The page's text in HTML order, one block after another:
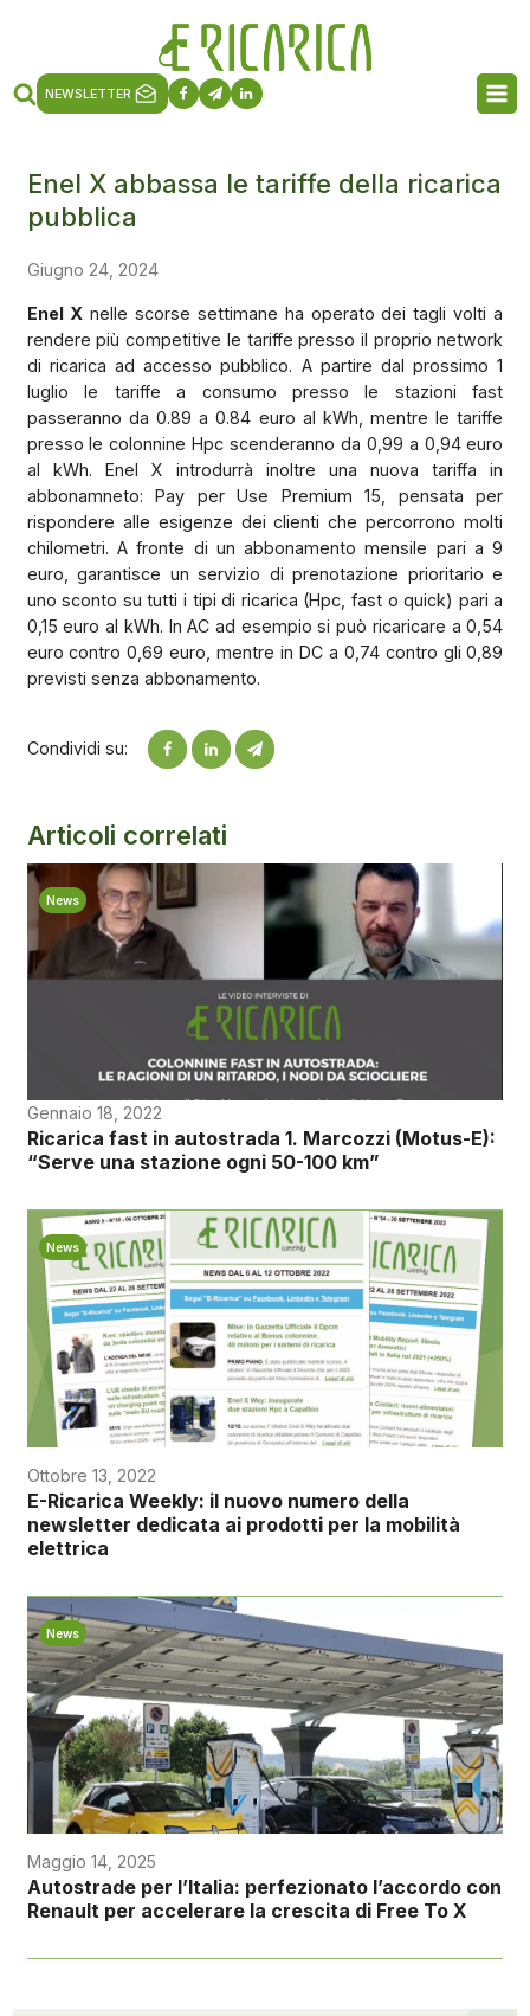
NEWSLETTER
Enel X abbassa le tariffe della ricarica
pubblica
Giugno 24, 2024
Enel Xnelle scorse settimane ha operato dei tagli volti a
rendere più competitive le tariffe presso il proprio network
di ricarica ad accesso pubblico. A partire dal prossimo 1
luglio le tariffe a consumo presso le stazioni fast
passeranno da 0.89 a 0.84 euro al kWh, mentre le tariffe
presso le colonnine Hpc scenderanno da 0,99 a 0,94 euro
al kWh. Enel X introdurrà inoltre una nuova tariffa in
abbonamneto: Pay per Use Premium 15, pensata per
rispondere alle esigenze dei clienti che percorrono molti
chilometri. A fronte di un abbonamento mensile pari a 9
euro, garantisce un servizio di prenotazione prioritario e
uno sconto su tutti i tipi di ricarica (Hpc, fast o quick) pari a
0,15 euro al kWh. In AC ad esempio si può ricaricare a 0,54
euro contro 0,69 euro, mentre in DC a 0,74 contro gli 0,89
previsti senza abbonamento.
Condividi su:
Articoli correlati
News
Gennaio 18, 2022
Ricarica fast in autostrada 1. Marcozzi (Motus-E):
“Serve una stazione ogni 50-100 km”
News
Ottobre 13, 2022
E-Ricarica Weekly: il nuovo numero della
newsletter dedicata ai prodotti per la mobilità
elettrica
News
Maggio 14, 2025
Autostrade per l’Italia: perfezionato l’accordo con
Renault per accelerare la crescita di Free To X